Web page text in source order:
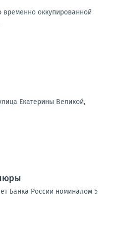
временно оккупированной
Екатерины Великой,
Банка России номиналом 5